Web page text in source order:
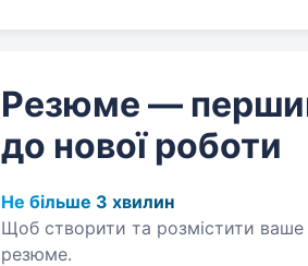
Резюме —
до нової роботи
Не більше 3 хвилин
Щоб створити та розмістити ваше
резюме.